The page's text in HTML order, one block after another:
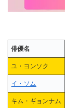
俳優名
ユ・ヨンソク
イ・ソム
キム・ギョンナム